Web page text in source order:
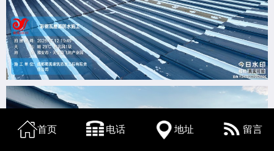
首页 电话 地址 留言